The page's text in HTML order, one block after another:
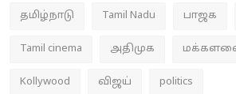
தமிழ்நாடு Tamil Nadu பாஜக
Tamil cinema அதிமுக
Kollywood விஜய் politics